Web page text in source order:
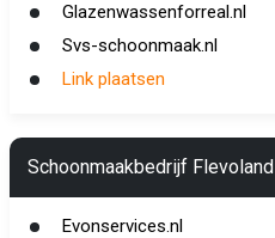
Glazenwassenforreal.nl
Svs-schoonmaak.nl
Link plaatsen
Schoonmaakbedrijf Flevoland
Evonservices.nl